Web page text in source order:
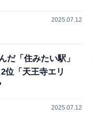
2025.07.12
だ「住みたい駅」
位「天王寺エリ
2025.07.12